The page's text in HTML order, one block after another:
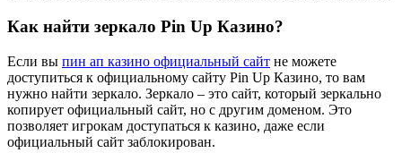
Как найти зеркало Pin Up Казино?
Если вы пин ап казино официальный сайт не можете
доступиться к официальному сайту Pin Up Казино, то вам
нужно найти зеркало. Зеркало – это сайт, который зеркально
копирует официальный сайт, но с другим доменом. Это
позволяет игрокам доступаться к казино, даже если
официальный сайт заблокирован.